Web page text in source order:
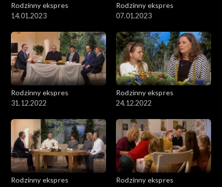
Rodzinny ekspres
14.01.2023
Rodzinny ekspres
07.01.2023
Rodzinny ekspres
31.12.2022
Rodzinny ekspres
24.12.2022
Rodzinny ekspres
Rodzinny ekspres